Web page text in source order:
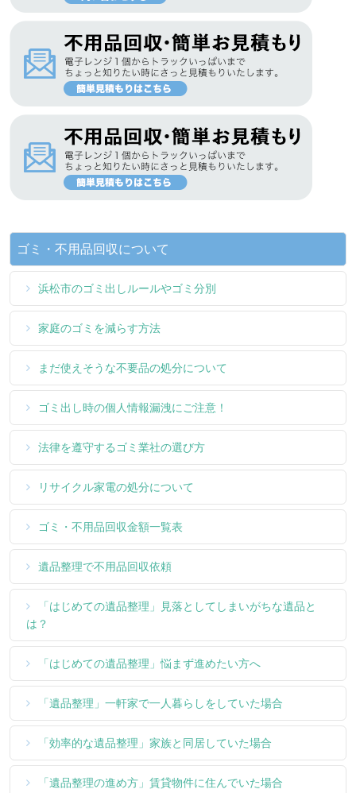
ゴミ・不用品回収について
浜松市のゴミ出しルールやゴミ分別
家庭のゴミを減らす方法
まだ使えそうな不要品の処分について
ゴミ出し時の個人情報漏洩にご注意！
法律を遵守するゴミ業社の選び方
リサイクル家電の処分について
ゴミ・不用品回収金額一覧表
遺品整理で不用品回収依頼
「はじめての遺品整理」見落としてしまいがちな遺品と
は？
「はじめての遺品整理」悩まず進めたい方へ
「遺品整理」一軒家で一人暮らしをしていた場合
「効率的な遺品整理」家族と同居していた場合
「遺品整理の進め方」賃貸物件に住んでいた場合